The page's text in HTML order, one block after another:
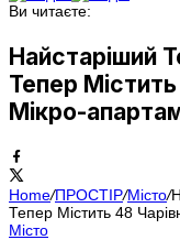
Ви читаєте:
Найстаріший
Тепер
Мікро-
Home/ПРОСТІР/Місто/
Тепер Містить 48
Місто